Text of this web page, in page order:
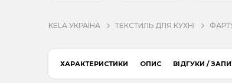
KELA УКРАЇНА ТЕКСТИЛЬ ДЛЯ КУХНІ
ХАРАКТЕРИСТИКИ ОПИС ВІДГУКИ /